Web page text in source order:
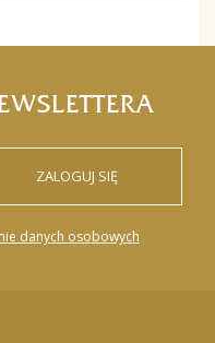
ZALOGUJ SIĘ
danych osobowych